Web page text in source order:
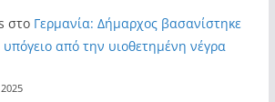
στο Γερμανία: Δήμαρχος βασανίστηκε
από την υιοθετημένη νέγρα